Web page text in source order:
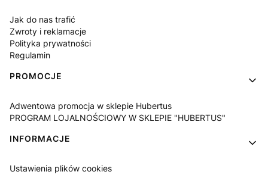
Jak do nas trafić
Zwroty i reklamacje
Polityka prywatności
Regulamin
PROMOCJE
Adwentowa promocja w sklepie Hubertus
PROGRAM LOJALNOŚCIOWY W SKLEPIE "HUBERTUS"
INFORMACJE
Ustawienia plików cookies